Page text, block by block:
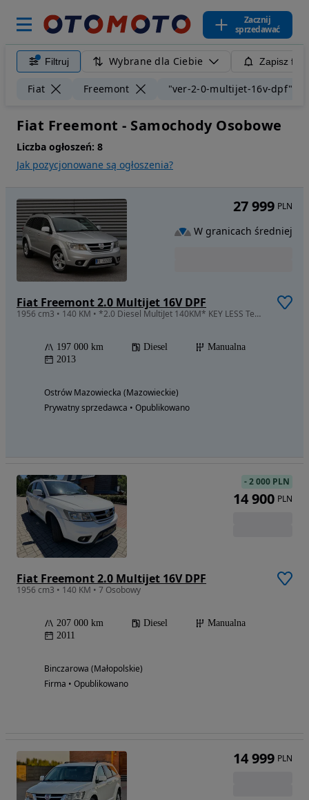
Zacznij
sprzedawać
Filtruj Wybrane dla Ciebie Zapisz
Fiat Freemont "ver-2-0-multijet-16v-dpf"
Fiat Freemont - Samochody Osobowe
Liczba ogłoszeń: 8
Jak pozycjonowane są ogłoszenia?
Fiat Freemont 2.0 Multijet 16V DPF
1956 cm3 • 140 KM • *2.0 Diesel MultiJet 140KM* KEY LESS Tempomat Nawigacja KAMERA COFANIA
197 000 km Diesel
Manualna
2013
Ostrów Mazowiecka (Mazowieckie)
Prywatny sprzedawca • Opublikowano
27 999 PLN
W granicach średniej
Fiat Freemont 2.0 Multijet 16V DPF
1956 cm3 • 140 KM • 7 Osobowy
207 000 km Diesel
Manualna
2011
Binczarowa (Małopolskie)
Firma • Opublikowano
-2 000 PLN
14 900 PLN
14 999 PLN